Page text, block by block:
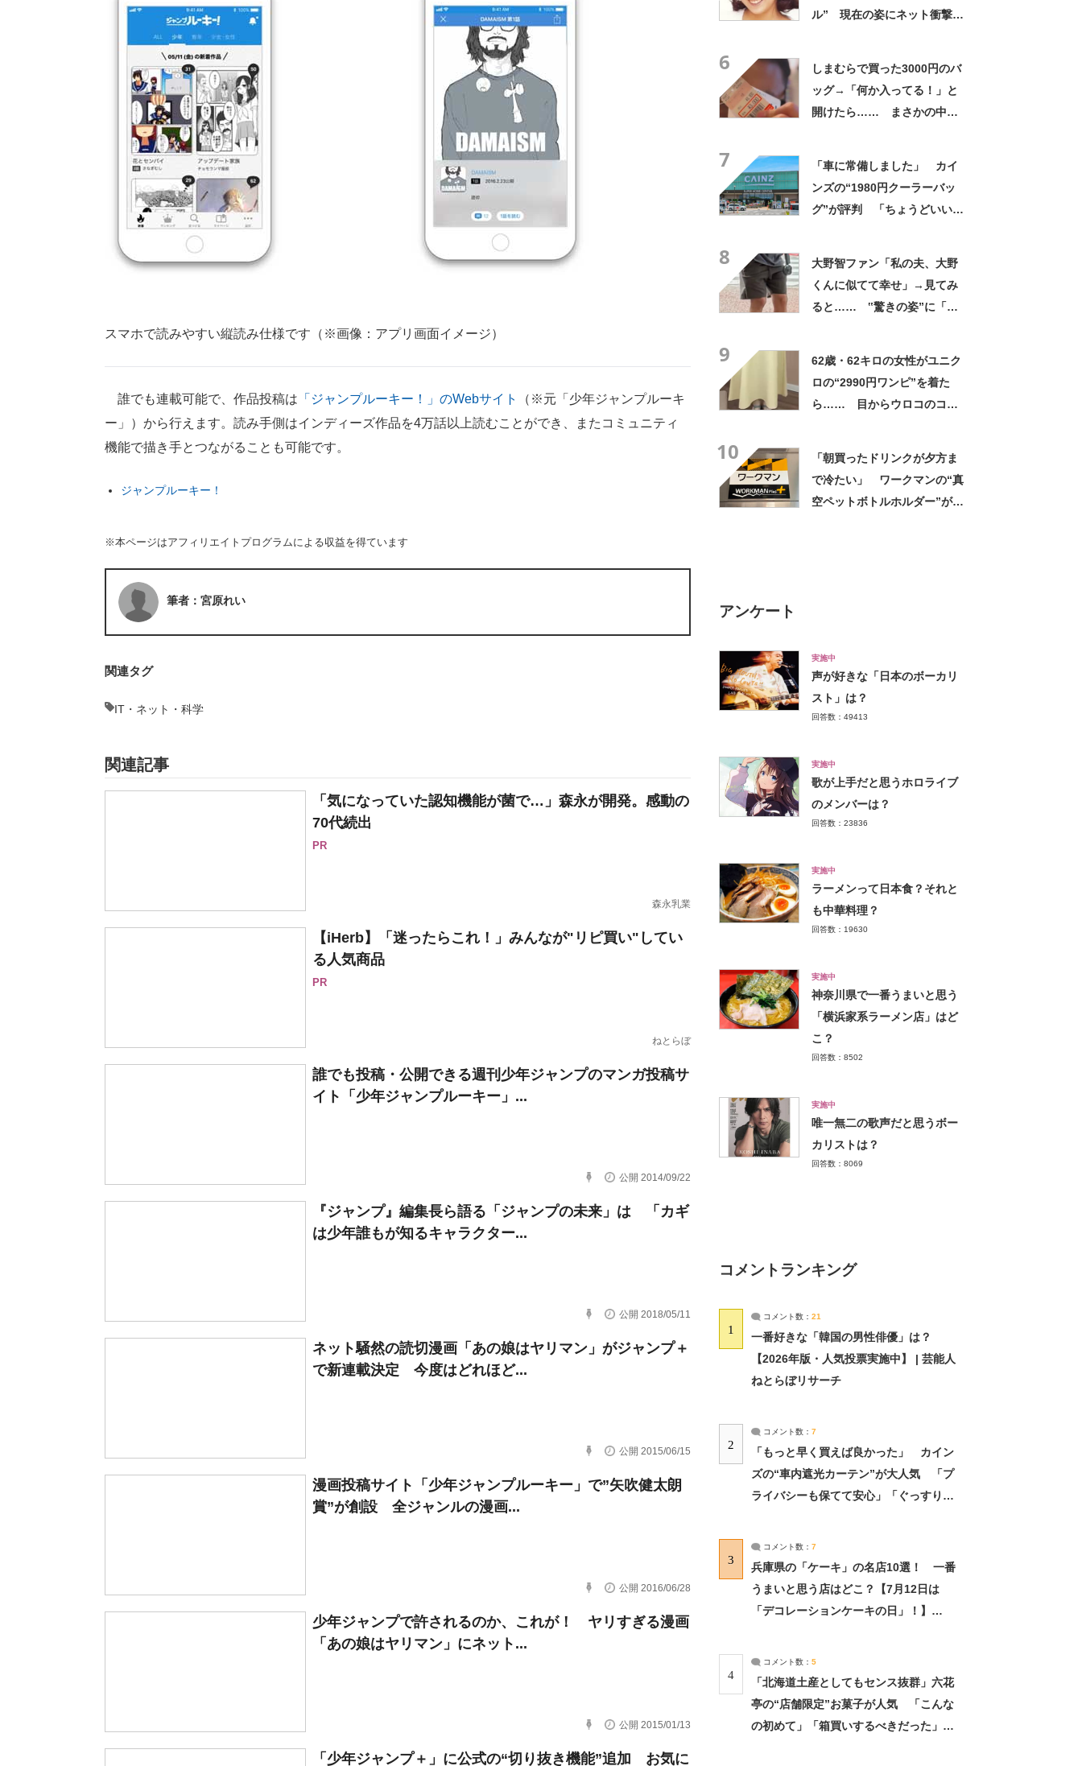
スマホで読みやすい縦読み仕様です（※画像：アプリ画面イメージ）
誰でも連載可能で、作品投稿は 「ジャンプルーキー！」のWebサイト
（※元「少年ジャンプルーキ
ー」）から行えます。読み手側はインディーズ作品を4万話以上読むことができ、またコミュニティ
機能で描き手とつながることも可能です。
ジャンプルーキー！
※本ページはアフィリエイトプログラムによる収益を得ています
筆者：宮原れい
関連タグ
IT・ネット・科学
関連記事
「気になっていた認知機能が菌で…」森永が開発。感動の
70代続出
PR
森永乳業
【iHerb】「迷ったらこれ！」みんなが"リピ買い"してい
る人気商品
PR
ねとらぼ
誰でも投稿・公開できる週刊少年ジャンプのマンガ投稿サ
イト「少年ジャンプルーキー」...
公開 2014/09/22
『ジャンプ』編集長ら語る「ジャンプの未来」は 「カギ
は少年誰もが知るキャラクター...
公開 2018/05/11
ネット騒然の読切漫画「あの娘はヤリマン」がジャンプ＋
で新連載決定 今度はどれほど...
公開 2015/06/15
漫画投稿サイト「少年ジャンプルーキー」で”矢吹健太朗
賞”が創設 全ジャンルの漫画...
公開 2016/06/28
少年ジャンプで許されるのか、これが！ ヤリすぎる漫画
「あの娘はヤリマン」にネット...
公開 2015/01/13
「少年ジャンプ＋」に公式の“切り抜き機能”追加 お気に
ル” 現在の姿にネット衝撃
6
しまむらで買った3000円のバ
ッグ→「何か入ってる！」と
開けたら…… まさかの中身
7
「車に常備しました」 カイ
ンズの“1980円クーラーバッ
グ”が評判 「ちょうどいい大
8
大野智ファン「私の夫、大野
くんに似てて幸せ」→見てみ
ると…… ‟驚きの姿”に「最
9
62歳・62キロの女性がユニク
ロの“2990円ワンピ”を着た
ら…… 目からウロコのコー
10
「朝買ったドリンクが夕方ま
で冷たい」 ワークマンの“真
空ペットボトルホルダー”が大
アンケート
実施中
声が好きな「日本のボーカリ
スト」は？
回答数：49413
実施中
歌が上手だと思うホロライブ
のメンバーは？
回答数：23836
実施中
ラーメンって日本食？それと
も中華料理？
回答数：19630
実施中
神奈川県で一番うまいと思う
「横浜家系ラーメン店」はど
こ？
回答数：8502
実施中
唯一無二の歌声だと思うボー
カリストは？
回答数：8069
コメントランキング
1
コメント数： 21
一番好きな「韓国の男性俳優」は？
【2026年版・人気投票実施中】 | 芸能人
ねとらぼリサーチ
2
コメント数： 7
「もっと早く買えば良かった」 カイン
ズの“車内遮光カーテン”が大人気 「プ
ライバシーも保てて安心」「ぐっすり眠
3
コメント数： 7
兵庫県の「ケーキ」の名店10選！ 一番
うまいと思う店はどこ？【7月12日は
「デコレーションケーキの日」！】
4
コメント数： 5
「北海道土産としてもセンス抜群」六花
亭の“店舗限定”お菓子が人気 「こんな
の初めて」「箱買いするべきだった」